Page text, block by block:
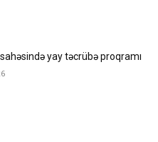
yay təcrübə proqramı